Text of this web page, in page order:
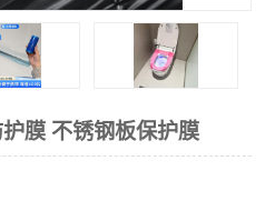
膜 不锈钢板保护膜
铝板保护膜
一次性隔离膜